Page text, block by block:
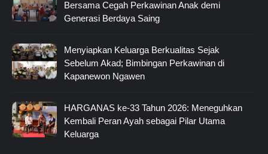
Bersama Cegah Perkawinan Anak demi
Generasi Berdaya Saing
Menyiapkan Keluarga Berkualitas Sejak
Sebelum Akad; Bimbingan Perkawinan di
Kapanewon Ngawen
HARGANAS ke-33 Tahun 2026: Meneguhkan
Kembali Peran Ayah sebagai Pilar Utama
Keluarga